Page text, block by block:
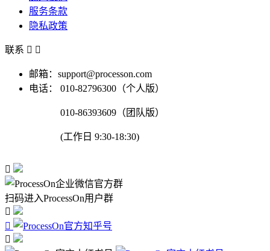
服务条款
隐私政策
联系  
邮箱：support@processon.com
电话：
010-82796300（个人版）
010-86393609（团队版）
(工作日 9:30-18:30)

扫码进入ProcessOn用户群


